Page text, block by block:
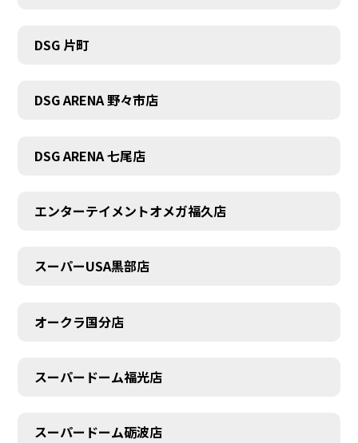
DSG 片町
DSG ARENA 野々市店
DSG ARENA 七尾店
エンターテイメントオメガ福久店
スーパーUSA黒部店
オークラ国分店
スーパードーム福光店
スーパードーム砺波店